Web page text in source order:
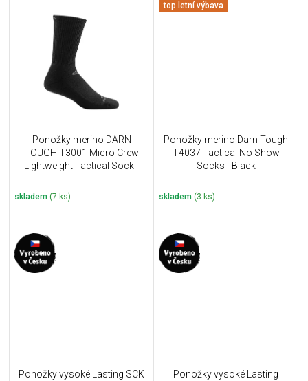
Ponožky merino DARN
TOUGH T3001 Micro Crew
Lightweight Tactical Sock -
skladem (7 ks)
top letní výbava
Ponožky merino Darn Tough
T4037 Tactical No Show
Socks - Black
skladem (3 ks)
Ponožky vysoké Lasting SCK
Ponožky vysoké Lasting